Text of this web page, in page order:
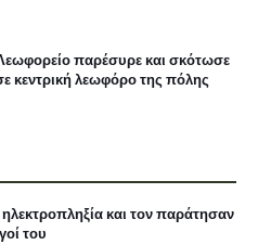
παρέσυρε και σκότωσε
κεντρική λεωφόρο της πόλης
και τον παράτησαν
του